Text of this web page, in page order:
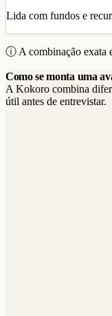
Lida com fundos e
ⓘ A combinação exata
Como se monta uma
A Kokoro combina
útil antes de entrevistar.